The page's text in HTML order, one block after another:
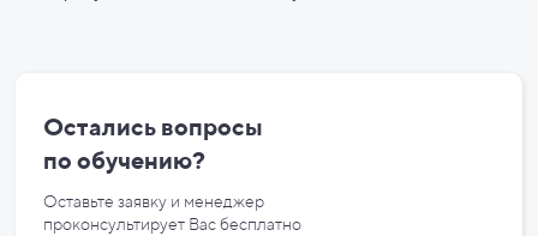
Остались вопросы
по обучению?
Оставьте заявку и менеджер
проконсультирует Вас бесплатно